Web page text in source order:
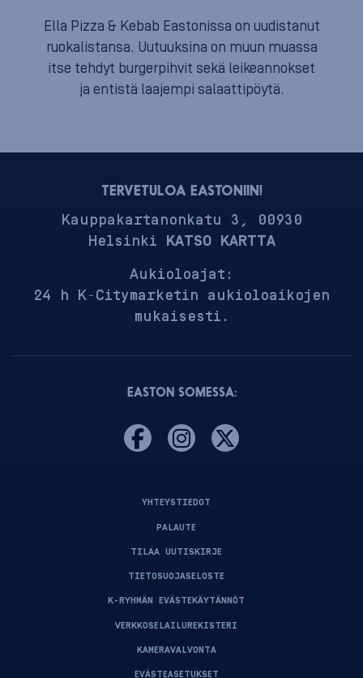
Ella Pizza & Kebab Eastonissa on uudistanut
ruokalistansa. Uutuuksina on muun muassa
itse tehdyt burgerpihvit sekä leikeannokset
ja entistä laajempi salaattipöytä.
TERVETULOA EASTONIIN!
Kauppakartanonkatu 3, 00930
Helsinki KATSO KARTTA
Aukioloajat:
24 h K-Citymarketin aukioloaikojen
mukaisesti.
EASTON SOMESSA:
YHTEYSTIEDOT
PALAUTE
TILAA UUTISKIRJE
TIETOSUOJASELOSTE
K-RYHMÄN EVÄSTEKÄYTÄNNÖT
VERKKOSELAILUREKISTERI
KAMERAVALVONTA
EVÄSTEASETUKSET